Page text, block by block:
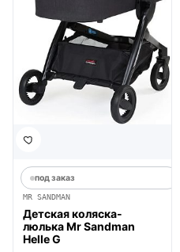
под заказ
MR SANDMAN
Детская коляска-
люлька Mr Sandman
Helle G